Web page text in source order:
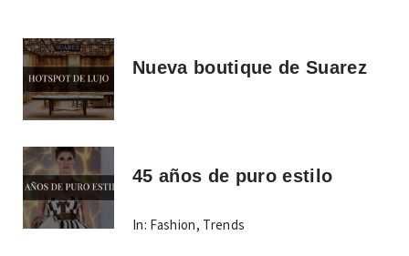
Nueva boutique de Suarez
45 años de puro estilo
In: Fashion, Trends